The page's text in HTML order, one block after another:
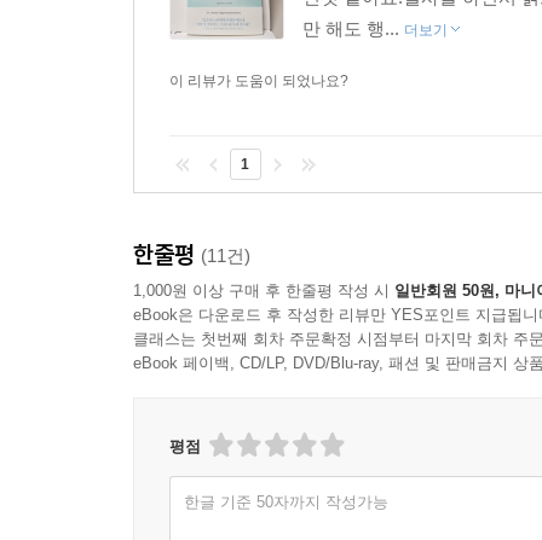
만 해도 행... 더보기
이 리뷰가 도움이 되었나요?
1
한줄평 (11건)
1,000원 이상 구매 후 한줄평 작성 시 일반회원 50원, 마니
eBook은 다운로드 후 작성한 리뷰만 YES포인트 지급됩니
클래스는 첫번째 회차 주문확정 시점부터 마지막 회차 주
eBook 페이백, CD/LP, DVD/Blu-ray, 패션 및 판매금지 상
평점
한글 기준 50자까지 작성가능